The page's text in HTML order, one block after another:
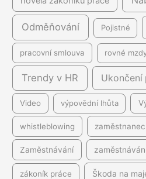
Odměňování Pojistné
pracovní smlouva rovné
Trendy v HR Ukončení
Video výpovědní lhůta
whistleblowing
Zaměstnávání
zákoník práce Škoda na